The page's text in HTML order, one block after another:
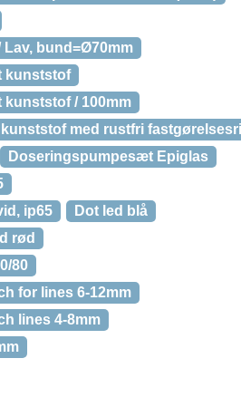
Lav, bund=Ø70mm
kunststof
kunststof / 100mm
med rustfri
Doseringspumpesæt Epiglas
ip65
Dot led blå
rød
80
for lines 6-12mm
lines 4-8mm